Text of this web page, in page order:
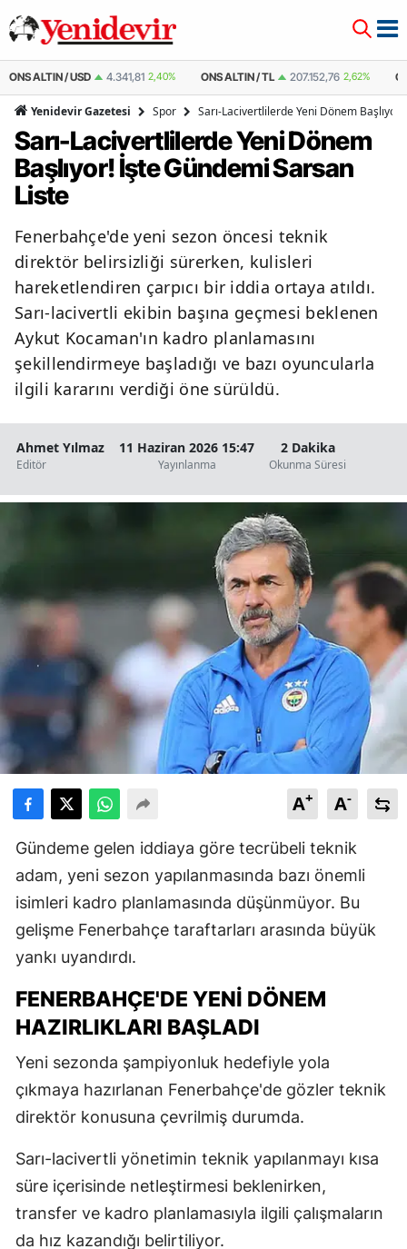
ONS ALTIN / TL 207.152,76 2,62% ÇEYREK ALTIN 10.889,99 2,59%
Yenidevir Gazetesi Spor Sarı-Lacivertlilerde Yeni Dönem
Sarı-Lacivertlilerde Yeni Dönem
Başlıyor! İşte Gündemi Sarsan
Liste
Fenerbahçe'de yeni sezon öncesi teknik
direktör belirsizliği sürerken, kulisleri
hareketlendiren çarpıcı bir iddia ortaya atıldı.
Sarı-lacivertli ekibin başına geçmesi beklenen
Aykut Kocaman'ın kadro planlamasını
şekillendirmeye başladığı ve bazı oyuncularla
ilgili kararını verdiği öne sürüldü.
Ahmet Yılmaz
Editör
11 Haziran 2026 15:47
Yayınlanma
2 Dakika
Okunma Süresi
A+ A-
Gündeme gelen iddiaya göre tecrübeli teknik
adam, yeni sezon yapılanmasında bazı önemli
isimleri kadro planlamasında düşünmüyor. Bu
gelişme Fenerbahçe taraftarları arasında büyük
yankı uyandırdı.
FENERBAHÇE'DE YENI DÖNEM
HAZIRLIKLARI BAŞLADI
Yeni sezonda şampiyonluk hedefiyle yola
çıkmaya hazırlanan Fenerbahçe'de gözler teknik
direktör konusuna çevrilmiş durumda.
Sarı-lacivertli yönetimin teknik yapılanmayı kısa
süre içerisinde netleştirmesi beklenirken,
transfer ve kadro planlamasıyla ilgili çalışmaların
da hız kazandığı belirtiliyor.